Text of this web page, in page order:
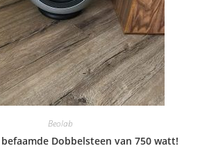
Beolab
Dobbelsteen van 750 watt!